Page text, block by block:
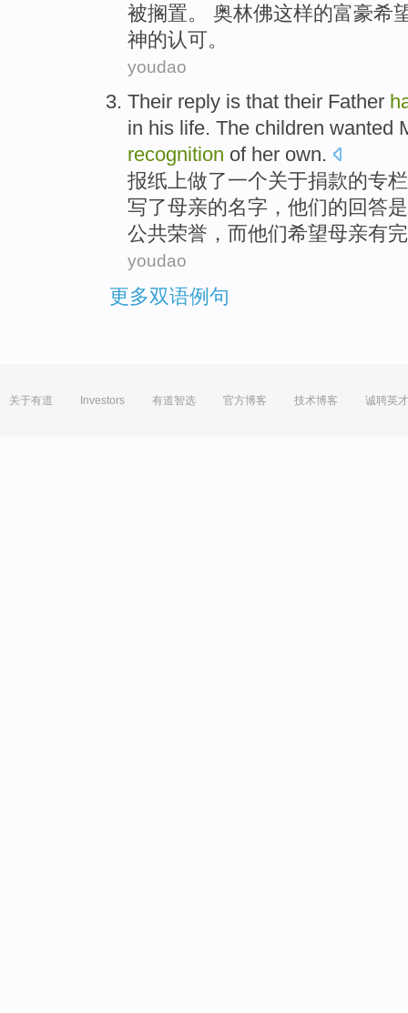
被搁置。 奥林佛这样的富豪希
神的认可。
youdao
Their reply is that their Father
in his life. The children wanted
recognition ofher own.
报纸上做了一个关于捐款的专
写了母亲的名字， 他们的 回答是
公共荣誉 ，而他们希望母亲有
youdao
更多双语例句
关于有道 Investors 有道智选 官方博客 技术博客 诚聘英才